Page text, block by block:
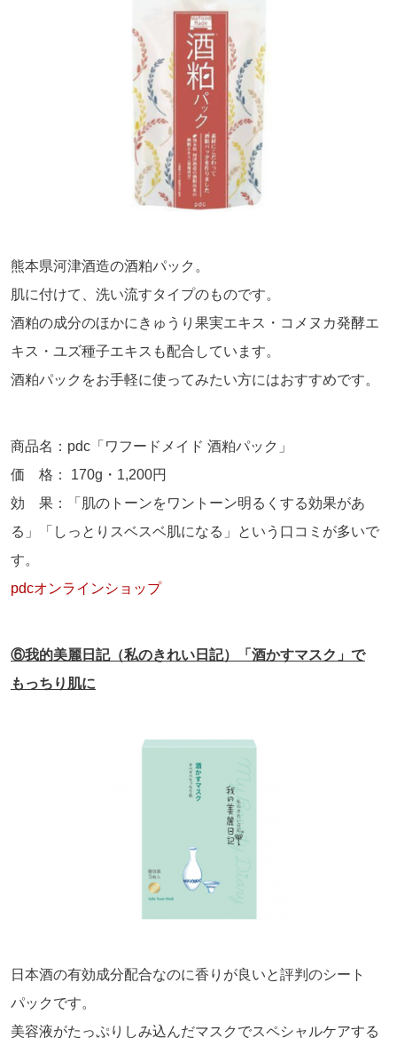
熊本県河津酒造の酒粕パック。
肌に付けて、洗い流すタイプのものです。
酒粕の成分のほかにきゅうり果実エキス・コメヌカ発酵エ
キス・ユズ種子エキスも配合しています。
酒粕パックをお手軽に使ってみたい方にはおすすめです。
商品名： pdc 「ワフードメイド 酒粕パック」
価 格：
170g ・ 1,200円
効 果：「肌のトーンをワントーン明るくする効果があ
る」「しっとりスベスベ肌になる」という口コミが多いで
す。
pdcオンラインショップ
⑥我的美麗日記（私のきれい日記）「酒かすマスク」で
もっちり肌に
日本酒の有効成分配合なのに香りが良いと評判のシート
パックです。
美容液がたっぷりしみ込んだマスクでスペシャルケアする